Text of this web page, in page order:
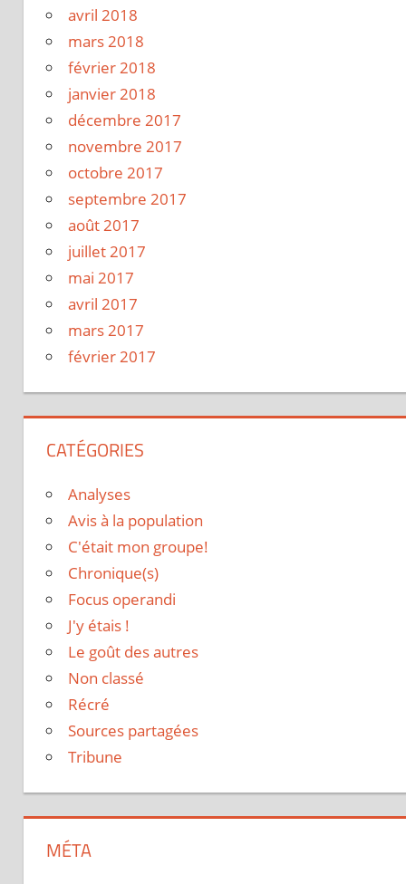
avril 2018
mars 2018
février 2018
janvier 2018
décembre 2017
novembre 2017
octobre 2017
septembre 2017
août 2017
juillet 2017
mai 2017
avril 2017
mars 2017
février 2017
CATÉGORIES
Analyses
Avis à la population
C'était mon groupe!
Chronique(s)
Focus operandi
J'y étais !
Le goût des autres
Non classé
Récré
Sources partagées
Tribune
MÉTA